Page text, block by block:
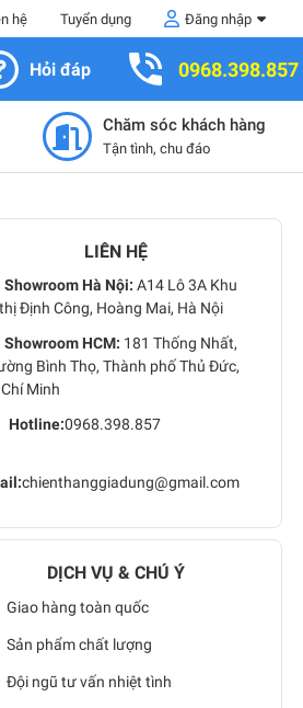
hệ Tuyển dụng Đăng nhập
Hỏi đáp 0968.398.857
Chăm sóc khách hàng
Tận tình, chu đáo
LIÊN HỆ
Showroom Hà Nội: A14 Lô 3A Khu
Định Công, Hoàng Mai, Hà Nội
Showroom HCM: 181 Thống Nhất,
Bình Thọ, Thành phố Thủ Đức,
Minh
Hotline:0968.398.857
chienthanggiadung@gmail.com
DỊCH VỤ & CHÚ Ý
Giao hàng toàn quốc
Sản phẩm chất lượng
Đội ngũ tư vấn nhiệt tình